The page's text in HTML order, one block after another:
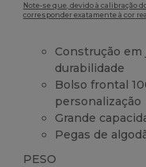
Note-se que, devido à calibração
corresponder exatamente à cor
Construção em
durabilidade
Bolso frontal
personalização
Grande
Pegas de
PESO